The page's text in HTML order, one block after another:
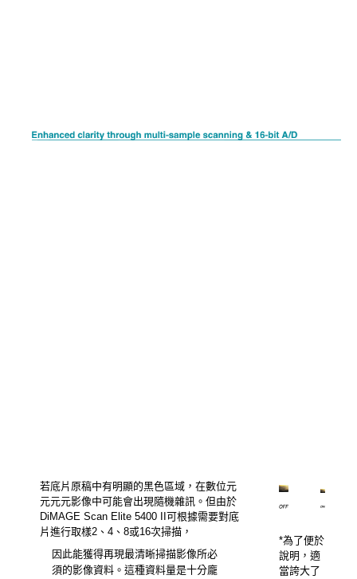
若底片原稿中有明顯的黑色區域，在數位元
元元元影像中可能會出現隨機雜訊。但由於
DiMAGE Scan Elite 5400 II可根據需要對底
片進行取樣2、4、8或16次掃描，
因此能獲得再現最清晰掃描影像所必
須的影像資料。這種資料量是十分龐
*為了便於
說明，適
當誇大了